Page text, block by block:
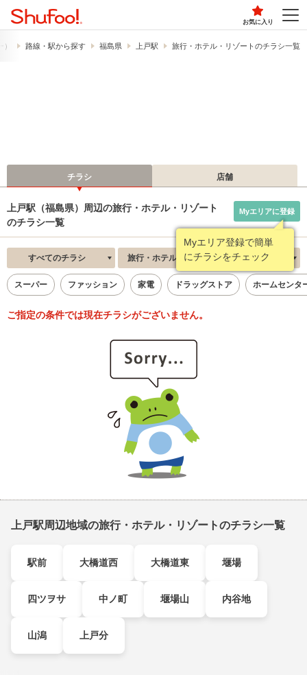
お気に入り
路線・駅から探す 福島県 上戸駅 旅行・ホテル・リゾートのチラシ一覧
チラシ 店舗
上戸駅（福島県）周辺の旅行・ホテル・リゾート
のチラシ一覧
Myエリア登録で簡単
にチラシをチェック
Myエリアに登録
すべてのチラシ 旅行・ホテル・リゾート 新着順
スーパー ファッション 家電 ドラッグストア ホームセンタ
ご指定の条件では現在チラシがございません。
上戸駅周辺地域の旅行・ホテル・リゾートのチラシ一覧
駅前 大橋道西 大橋道東 堰場
四ツヲサ 中ノ町 堰場山 内谷地
山潟 上戸分